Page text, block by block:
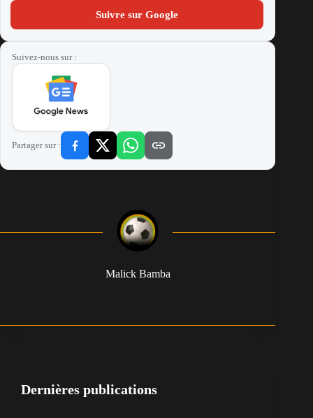
Suivre sur Google
Suivez-nous sur :
Partager sur :
Malick Bamba
Dernières publications